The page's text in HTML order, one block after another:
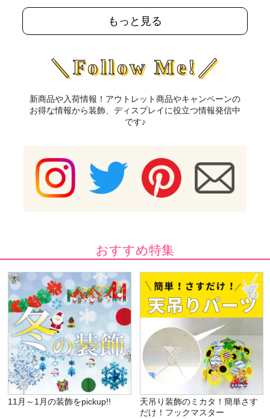
もっと見る
＼Follow Me!／
新商品や入荷情報！アウトレット商品やキャンペーンの
お得な情報から装飾、ディスプレイに役立つ情報発信中
です♪
おすすめ特集
11月～1月の装飾をpickup!!
天吊り装飾のミカタ！簡単さす
だけ！フックマスター